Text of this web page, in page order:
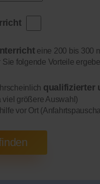
eine 200 bis 300
folgende Vorteile
qualifizierter
größere Auswahl)
vor Ort